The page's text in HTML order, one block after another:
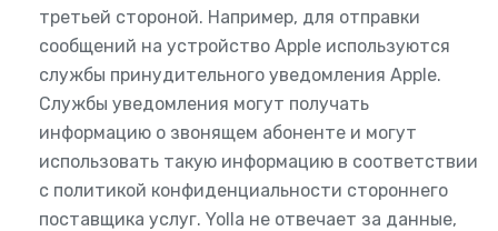
третьей стороной. Например, для отправки
сообщений на устройство Apple используются
службы принудительного уведомления Apple.
Службы уведомления могут получать
информацию о звонящем абоненте и могут
использовать такую информацию в соответствии
с политикой конфиденциальности стороннего
поставщика услуг. Yolla не отвечает за данные,